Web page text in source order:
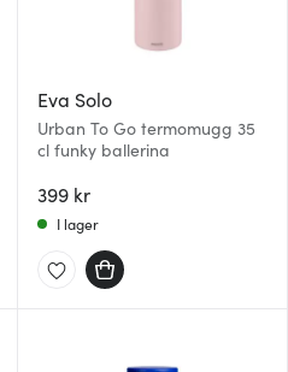
Eva Solo
Urban To Go termomugg 35
cl funky ballerina
399 kr
I lager